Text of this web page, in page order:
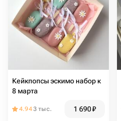
Кейкпопсы эскимо набор к
8 марта
4.943 тыс. 1 690₽